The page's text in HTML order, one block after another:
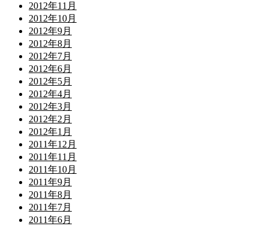
2012年11月
2012年10月
2012年9月
2012年8月
2012年7月
2012年6月
2012年5月
2012年4月
2012年3月
2012年2月
2012年1月
2011年12月
2011年11月
2011年10月
2011年9月
2011年8月
2011年7月
2011年6月